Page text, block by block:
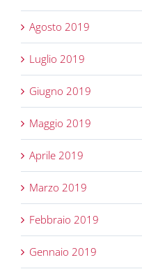
Agosto 2019
Luglio 2019
Giugno 2019
Maggio 2019
Aprile 2019
Marzo 2019
Febbraio 2019
Gennaio 2019